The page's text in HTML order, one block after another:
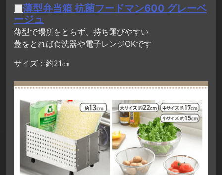
■薄型弁当箱 抗菌フードマン600 グレーベ
ージュ
薄型で場所をとらず、持ち運びやすい
蓋をとれば食洗器や電子レンジOKです
サイズ：約21㎝